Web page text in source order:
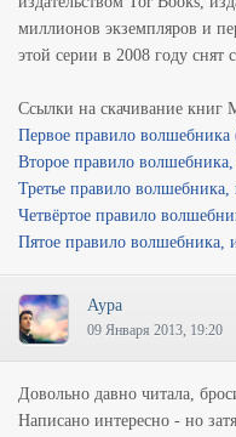
миллионов экземпляров и
этой серии в 2008 году снят
Ссылки на скачивание книг
Первое правило волшебника
Второе правило
Третье правило
Четвёртое правило
Пятое правило волшебника,
Аура
09 Января 2013, 19:20
Довольно давно читала,
Написано интересно - но